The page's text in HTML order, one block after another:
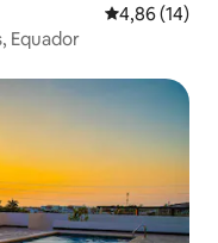
4,86 de uma
4,86 (14)
Equador